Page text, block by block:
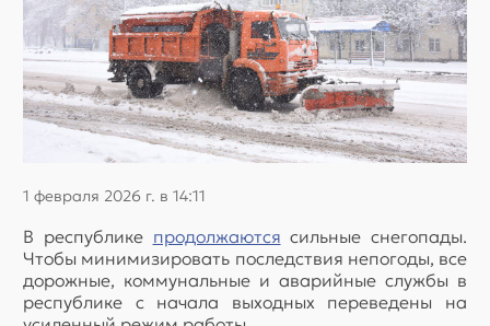
1 февраля 2026 г. в 14:11
В республике продолжаются сильные снегопады.
Чтобы минимизировать последствия непогоды, все
дорожные, коммунальные и аварийные службы в
республике с начала выходных переведены на